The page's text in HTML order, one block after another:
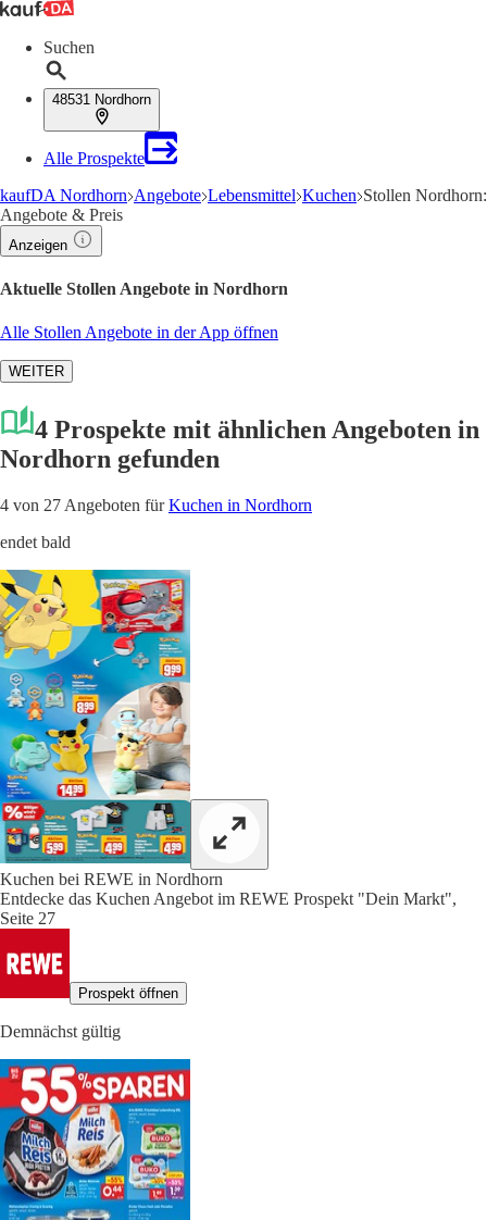
Suchen
48531 Nordhorn
Alle Prospekte
kaufDA Nordhorn Angebote Lebensmittel Kuchen Stollen Nordhorn:
Angebote & Preis
Anzeigen
Aktuelle Stollen Angebote in Nordhorn
Alle Stollen Angebote in der App öffnen
WEITER
4 Prospekte mit ähnlichen Angeboten in
Nordhorn gefunden
4 von 27 Angeboten fürKuchen in Nordhorn
endet bald
Kuchen bei REWE in Nordhorn
Entdecke das Kuchen Angebot im REWE Prospekt "Dein Markt",
Seite 27
Prospekt öffnen
Demnächst gültig